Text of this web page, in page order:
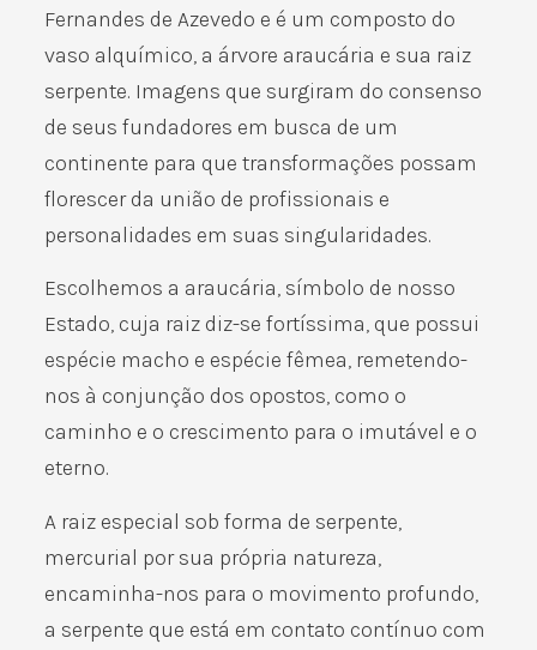
Fernandes de Azevedo e é um composto do
vaso alquímico, a árvore araucária e sua raiz
serpente. Imagens que surgiram do consenso
de seus fundadores em busca de um
continente para que transformações possam
florescer da união de profissionais e
personalidades em suas singularidades.
Escolhemos a araucária, símbolo de nosso
Estado, cuja raiz diz-se fortíssima, que possui
espécie macho e espécie fêmea, remetendo-
nos à conjunção dos opostos, como o
caminho e o crescimento para o imutável e o
eterno.
A raiz especial sob forma de serpente,
mercurial por sua própria natureza,
encaminha-nos para o movimento profundo,
a serpente que está em contato contínuo com